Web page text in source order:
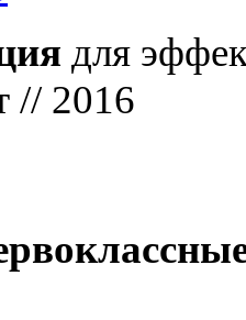
для
// 2016